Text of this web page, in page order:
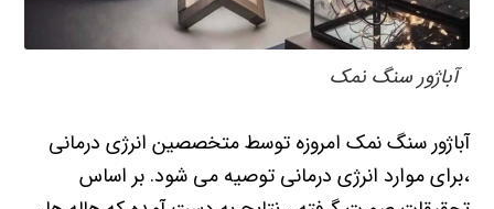
آباژور سنگ نمک
آباژور سنگ نمک امروزه توسط متخصصین انرژی درمانی
،برای موارد انرژی درمانی توصیه می شود. بر اساس